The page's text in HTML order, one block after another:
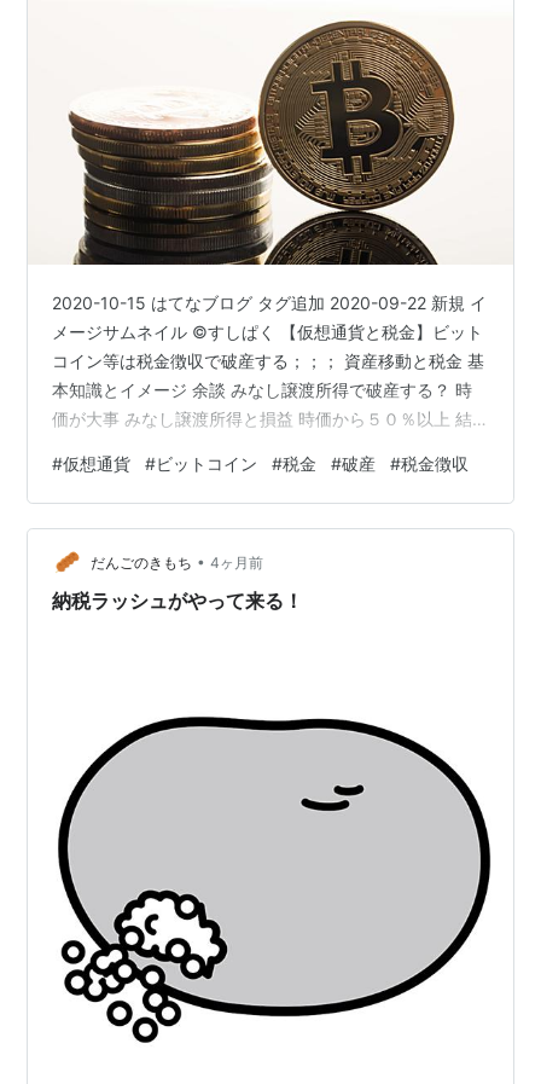
2020-10-15 はてなブログ タグ追加 2020-09-22 新規 イ
メージサムネイル ©すしぱく 【仮想通貨と税金】ビット
コイン等は税金徴収で破産する；；； 資産移動と税金 基
本知識とイメージ 余談 みなし譲渡所得で破産する？ 時
価が大事 みなし譲渡所得と損益 時価から５０％以上 結
たんなプロフィール等 ◆出典、転記、参考、引用◆◇そ
の他、著作権の定められた条件(範囲)での利用◇筆者の知
識、経験筆者撮影物、制作物画像「フリー素材ぱくたそ
（https://www.pakutaso.com/）」「いらすとや
（https://www.ir…
#仮想通貨 #ビットコイン #税金 #破産 #税金徴収
だんごのきもち • 4ヶ月前
納税ラッシュがやって来る！